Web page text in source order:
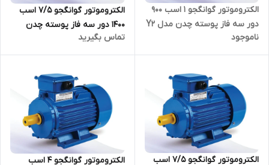
الکتروموتور گوانگجو 1 اسب 900
دور سه فاز پوسته چدن مدل Y2
ترمینال بالا
ناموجود
الکتروموتور گوانگجو 7/5 اسب
1400 دور سه فاز پوسته چدن
مدل Y2 ترمینال بالا
تماس بگیرید
الکتروموتور گوانگجو 7/5 اسب
الکتروموتور گوانگجو 4 اسب